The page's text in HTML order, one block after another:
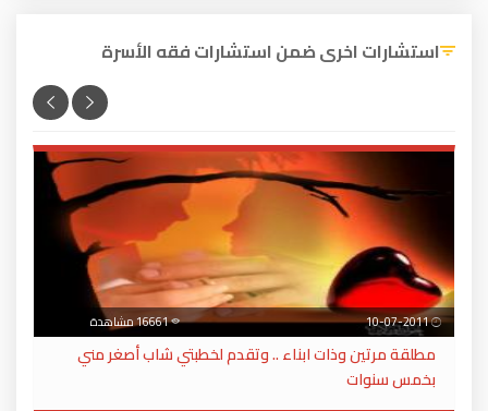
استشارات اخرى ضمن استشارات فقه الأسرة
10-07-2011 16661 مشاهدة
مطلقة مرتين وذات ابناء .. وتقدم لخطبتي شاب أصغر مني
بخمس سنوات